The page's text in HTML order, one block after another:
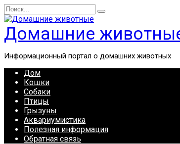
Перейти
к
содержанию
Search
for:
Домашние
Информационный портал о домашних животных
Дом
Кошки
Собаки
Птицы
Грызуны
Аквариумистика
Полезная информация
Обратная связь